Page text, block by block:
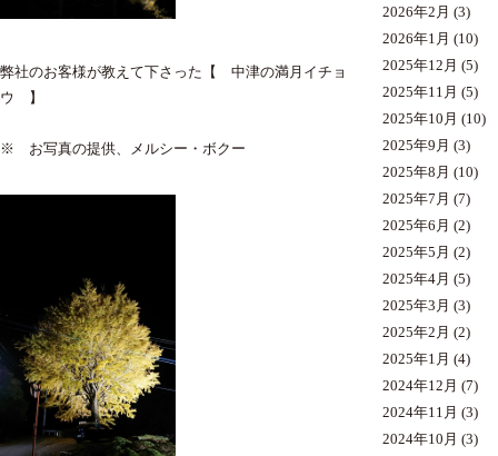
弊社のお客様が教えて下さった【 中津の満月イチョ
ウ 】
※ お写真の提供、メルシー・ボクー
2026年2月 (3)
2026年1月 (10)
2025年12月 (5)
2025年11月 (5)
2025年10月 (10)
2025年9月 (3)
2025年8月 (10)
2025年7月 (7)
2025年6月 (2)
2025年5月 (2)
2025年4月 (5)
2025年3月 (3)
2025年2月 (2)
2025年1月 (4)
2024年12月 (7)
2024年11月 (3)
2024年10月 (3)